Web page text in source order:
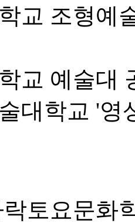
교 조형예
교 예술대
대학교 '
락토요문화